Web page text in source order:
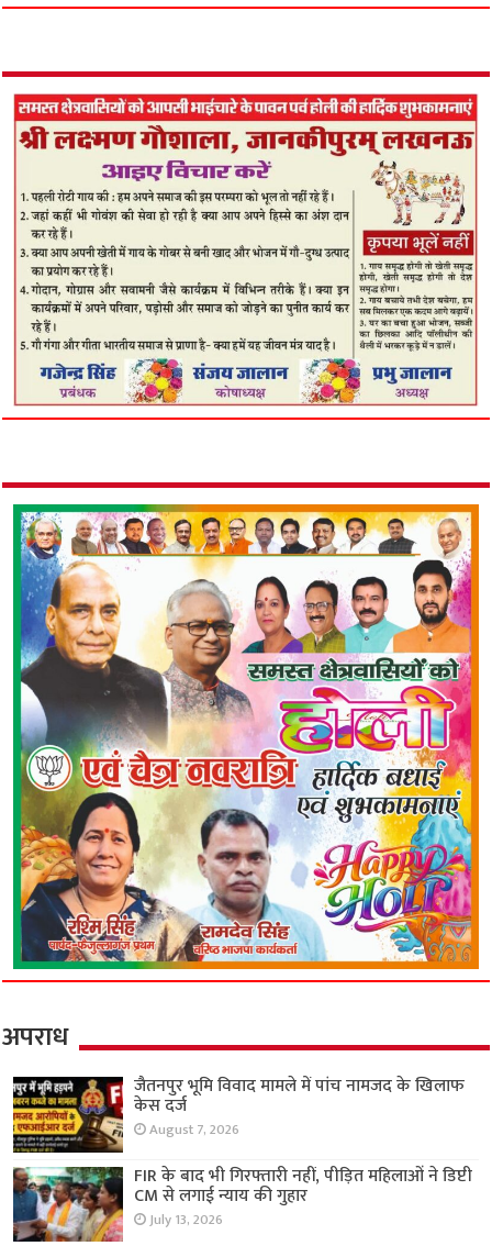
अपराध
जैतनपुर भूमि विवाद मामले में पांच नामजद के खिलाफ
केस दर्ज
August 7, 2026
FIR के बाद भी गिरफ्तारी नहीं, पीड़ित महिलाओं ने डिप्टी
CM से लगाई न्याय की गुहार
July 13, 2026